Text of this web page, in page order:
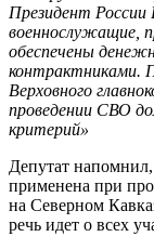
Президент
военнослужащие,
обеспечены
контрактниками.
Верховного
проведении СВО
критерий»
Депутат
применена при
на Северном
речь идет о всех